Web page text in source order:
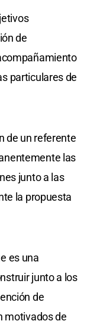
de
particulares de
de un referente
las
junto a las
la propuesta
es una
junto a los
de
motivados de